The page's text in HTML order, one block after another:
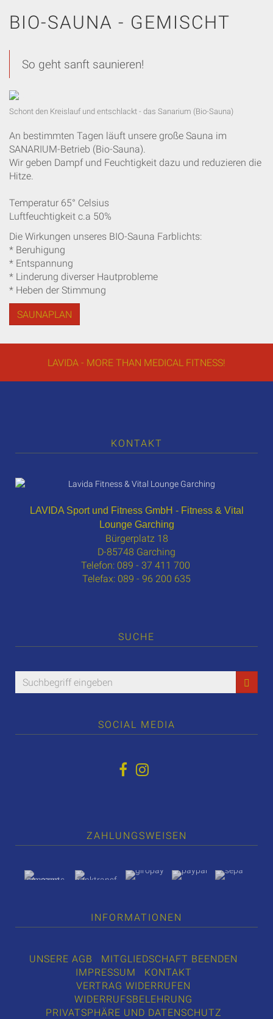
BIO-SAUNA - GEMISCHT
So geht sanft saunieren!
Schont den Kreislauf und entschlackt - das Sanarium (Bio-Sauna)
An bestimmten Tagen läuft unsere große Sauna im
SANARIUM-Betrieb (Bio-Sauna).
Wir geben Dampf und Feuchtigkeit dazu und reduzieren die
Hitze.
Temperatur 65° Celsius
Luftfeuchtigkeit c.a 50%
Die Wirkungen unseres BIO-Sauna Farblichts:
* Beruhigung
* Entspannung
* Linderung diverser Hautprobleme
* Heben der Stimmung
SAUNAPLAN
LAVIDA - MORE THAN MEDICAL FITNESS!
KONTAKT
LAVIDA Sport und Fitness GmbH - Fitness & Vital
Lounge Garching
Bürgerplatz 18
D-85748 Garching
Telefon: 089 - 37 411 700
Telefax: 089 - 96 200 635
SUCHE
SOCIAL MEDIA
ZAHLUNGSWEISEN
INFORMATIONEN
UNSERE AGB
MITGLIEDSCHAFT BEENDEN
IMPRESSUM
KONTAKT
VERTRAG WIDERRUFEN
WIDERRUFSBELEHRUNG
PRIVATSPHÄRE UND DATENSCHUTZ